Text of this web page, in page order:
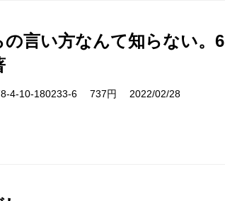
の言い方なんて知らない。6
4-10-180233-6 737円 2022/02/28